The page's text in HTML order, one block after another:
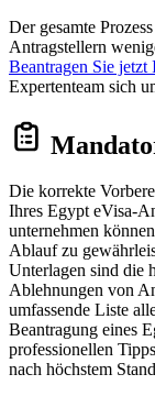
Der gesamte
Antragstellern
Beantragen Sie
Expertenteam sich
Die korrekte
Ihres Egypt eVisa-
unternehmen
Ablauf zu
Unterlagen sind die
Ablehnungen von
umfassende Liste
Beantragung eines
professionellen
nach höchstem